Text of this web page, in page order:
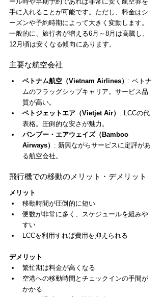
手に入れることが可能です。ただし、料金はシ
ーズンや予約時期によって大きく変動します。
一般的に、旅行者が増える6月～8月は高騰し、
12月頃は安くなる傾向にあります。
主要な航空会社
ベトナム航空（Vietnam Airlines） : ベトナ
ムのフラッグシップキャリア。サービス品
質が高い。
ベトジェットエア（Vietjet Air） : LCCの代
表格。圧倒的な安さが魅力。
バンブー・エアウェイズ（Bamboo
Airways） : 新興ながらサービスに定評があ
る航空会社。
飛行機での移動のメリット・デメリット
メリット
移動時間が圧倒的に短い
便数が非常に多く、スケジュールを組みや
すい
LCCを利用すれば費用を抑えられる
デメリット
繁忙期は料金が高くなる
空港への移動時間とチェックインの手間が
かかる